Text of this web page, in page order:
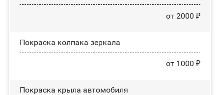
от 2000 ₽
Покраска колпака зеркала
от 1000 ₽
Покраска крыла автомобиля